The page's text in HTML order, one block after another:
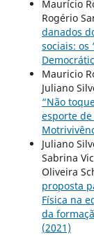
Maurício
Rogério
danados
sociais: os
Mauricio
Juliano
“Não
esporte de
Juliano
Sabrina
Oliveira
proposta
Física na
da
(2021)